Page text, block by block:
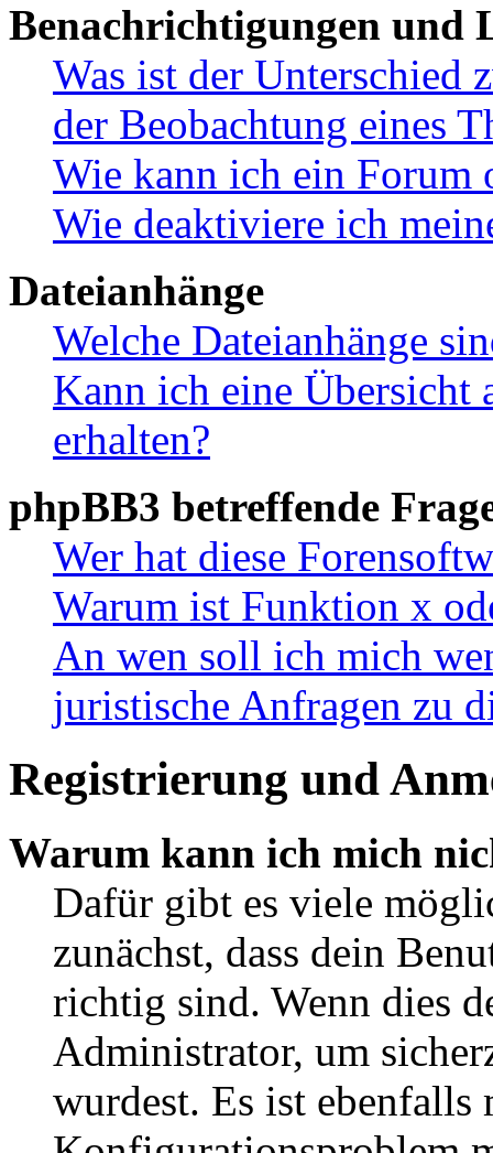
Benachrichtigungen und
Was ist der Unterschied
der Beobachtung eines
Wie kann ich ein Forum
Wie deaktiviere ich
Dateianhänge
Welche Dateianhänge
Kann ich eine Übersicht
erhalten?
phpBB3 betreffende
Wer hat diese
Warum ist Funktion x
An wen soll ich mich
juristische Anfragen zu
Registrierung und
Warum kann ich mich
Dafür gibt es viele
zunächst, dass dein
richtig sind. Wenn dies
Administrator, um
wurdest. Es ist ebenfalls